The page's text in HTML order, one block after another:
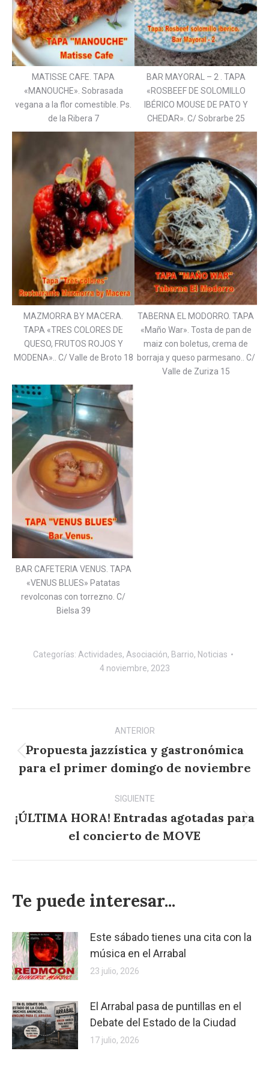
MATISSE CAFE. TAPA
«MANOUCHE». Sobrasada
vegana a la flor comestible. Ps.
de la Ribera 7
BAR MAYORAL – 2 . TAPA
«ROSBEEF DE SOLOMILLO
IBÉRICO MOUSE DE PATO Y
CHEDAR». C/ Sobrarbe 25
MAZMORRA BY MACERA.
TAPA «TRES COLORES DE
QUESO, FRUTOS ROJOS Y
MODENA».. C/ Valle de Broto 18
TABERNA EL MODORRO. TAPA
«Maño War». Tosta de pan de
maiz con boletus, crema de
borraja y queso parmesano.. C/
Valle de Zuriza 15
BAR CAFETERIA VENUS. TAPA
«VENUS BLUES» Patatas
revolconas con torrezno. C/
Bielsa 39
Categorías: Actividades, Asociación, Barrio, Noticias
4 noviembre, 2023
Navegación
entre
publicaciones
ANTERIOR
Publicación
anterior:
Propuesta jazzística y gastronómica
para el primer domingo de noviembre
SIGUIENTE
Publicación
siguiente:
¡ÚLTIMA HORA! Entradas agotadas para
el concierto de MOVE
Te puede interesar...
Este sábado tienes una cita con la
música en el Arrabal
23 julio, 2026
El Arrabal pasa de puntillas en el
Debate del Estado de la Ciudad
17 julio, 2026